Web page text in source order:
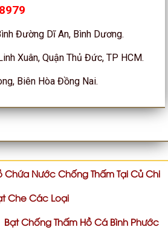
Đường Dĩ An, Bình Dương.
Xuân, Quận Thủ Đức, TP HCM.
Biên Hòa Đồng Nai.
Chứa Nước Chống Thấm Tại Củ Chi
Che Các Loại
Bạt Chống Thấm Hồ Cá Bình Phước